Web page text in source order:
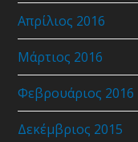
Απρίλιος 2016
Μάρτιος 2016
Φεβρουάριος 2016
Δεκέμβριος 2015